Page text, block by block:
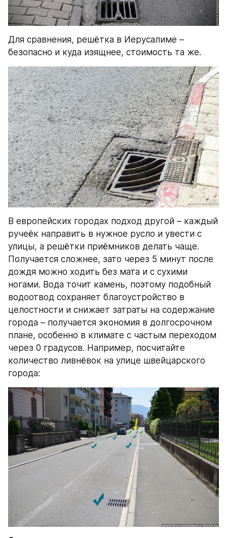
Для сравнения, решётка в Иерусалиме –
безопасно и куда изящнее, стоимость та же.
В европейских городах подход другой – каждый
ручеёк направить в нужное русло и увести с
улицы, а решётки приёмников делать чаще.
Получается сложнее, зато через 5 минут после
дождя можно ходить без мата и с сухими
ногами. Вода точит камень, поэтому подобный
водоотвод сохраняет благоустройство в
целостности и снижает затраты на содержание
города – получается экономия в долгосрочном
плане, особенно в климате с частым переходом
через 0 градусов. Например, посчитайте
количество ливнёвок на улице швейцарского
города: